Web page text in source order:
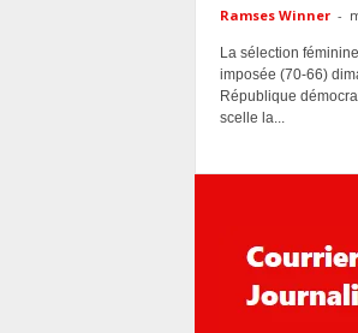
Ramses Winner -
La sélection
imposée (70-66)
République
scelle la...